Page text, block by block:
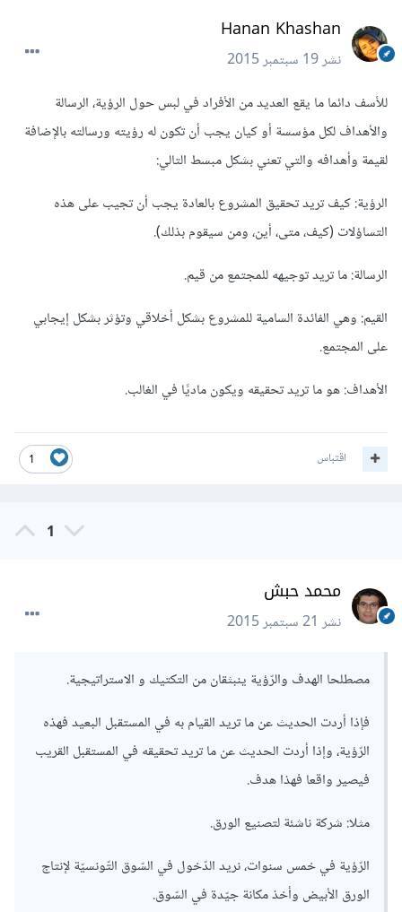
Hanan Khashan
نشر19 سبتمبر 2015
للأسف دائما ما يقع العديد من الأفراد في لبس حول الرؤية، الرسالة
والأهداف لكل مؤسسة أو كيان يجب أن تكون له رؤيته ورسالته بالإضافة
لقيمة وأهدافه والتي تعني بشكل مبسط التالي:
الرؤية: كيف تريد تحقيق المشروع بالعادة يجب أن تجيب على هذه
التساؤلات (كيف، متى، أين، ومن سيقوم بذلك).
الرسالة: ما تريد توجيهه للمجتمع من قيم.
القيم: وهي الفائدة السامية للمشروع بشكل أخلاقي وتؤثر بشكل إيجابي
على المجتمع.
الأهداف: هو ما تريد تحقيقه ويكون ماديًا في الغالب.
1 اقتباس
1
محمد حبش
نشر21 سبتمبر 2015
مصطلحا الهدف والرّؤية ينبثقان من التكتيك و الاستراتيجية.
فإذا أردت الحديث عن ما تريد القيام به في المستقبل البعيد فهذه
الرّؤية، وإذا أردت الحديث عن ما تريد تحقيقه في المستقبل القريب
فيصير واقعا فهذا هدف.
مثلا: شركة ناشئة لتصنيع الورق.
الرّؤية في خمس سنوات، نريد الدّخول في السّوق التّونسيّة لإنتاج
الورق الأبيض وأخذ مكانة جيّدة في السّوق.